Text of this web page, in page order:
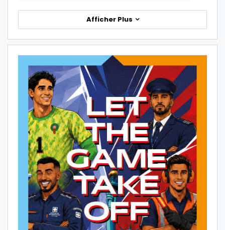
Afficher Plus